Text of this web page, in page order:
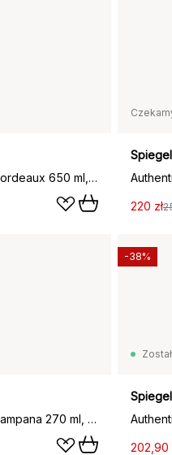
Authentis kieliszek do Bordeaux 650 ml, 4‑pak, przezroczysty
220 zł
Authentis kieliszki do szampana 270 ml, 4‑pak, przezroczysty
202,90
-38%